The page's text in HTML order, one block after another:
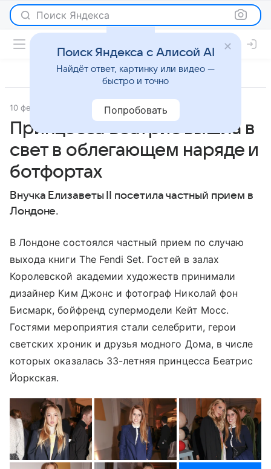
Поиск Яндекса
10 февраля 2022 Passion.ru Светская жизнь
Принцесса Беатрис вышла в
свет в облегающем наряде и
ботфортах
Внучка Елизаветы II посетила частный прием в
Лондоне.
В Лондоне состоялся частный прием по случаю
выхода книги The Fendi Set. Гостей в залах
Королевской академии художеств принимали
дизайнер Ким Джонс и фотограф Николай фон
Бисмарк, бойфренд супермодели Кейт Мосс.
Гостями мероприятия стали селебрити, герои
светских хроник и друзья модного Дома, в числе
которых оказалась 33-летняя принцесса Беатрис
Йоркская.
Поиск Яндекса с Алисой AI
Найдёт ответ, картинку или видео —
быстро и точно
Попробовать